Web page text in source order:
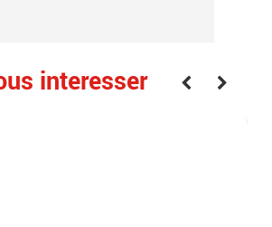
interesser